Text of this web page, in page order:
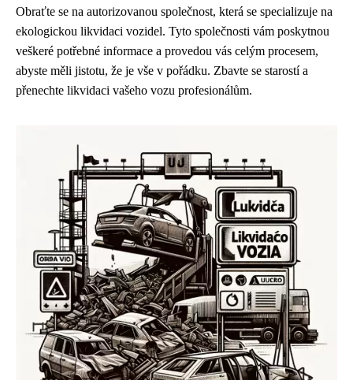
Obraťte se na autorizovanou společnost, která se specializuje na
ekologickou likvidaci vozidel. Tyto společnosti vám poskytnou
veškeré potřebné informace a provedou vás celým procesem,
abyste měli jistotu, že je vše v pořádku. Zbavte se starostí a
přenechte likvidaci vašeho vozu profesionálům.